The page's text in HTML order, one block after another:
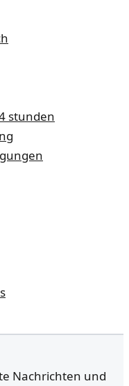
stunden
Nachrichten und